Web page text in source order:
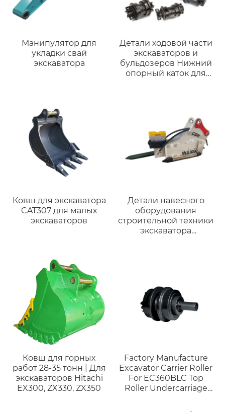
Манипулятор для
укладки свай
экскаватора
Детали ходовой части
экскаваторов и
бульдозеров Нижний
опорный каток для
Ковш для экскаватора
CAT307 для малых
экскаваторов
Детали навесного
оборудования
строительной техники
экскаватора
Ковш для горных
работ 28-35 тонн | Для
экскаваторов Hitachi
EX300, ZX330, ZX350
Factory Manufacture
Excavator Carrier Roller
For EC360BLC Top
Roller Undercarriage